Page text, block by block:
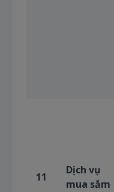
11
Dịch vụ
mua sắm